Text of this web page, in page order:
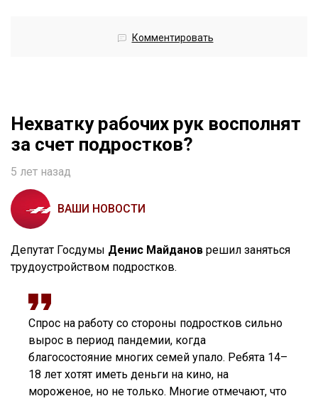
Комментировать
Нехватку рабочих рук восполнят
за счет подростков?
5 лет назад
ВАШИ НОВОСТИ
Депутат Госдумы Денис Майданов решил заняться
трудоустройством подростков.
Спрос на работу со стороны подростков сильно
вырос в период пандемии, когда
благосостояние многих семей упало. Ребята 14–
18 лет хотят иметь деньги на кино, на
мороженое, но не только. Многие отмечают, что